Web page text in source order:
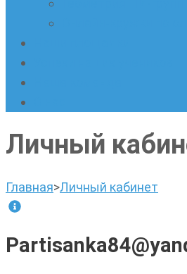
Личный
Главная>Личный кабинет